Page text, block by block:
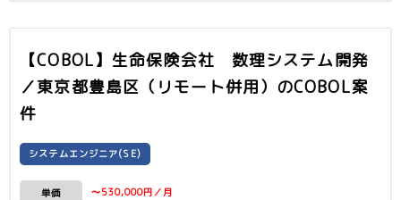
【COBOL】生命保険会社 数理システム開発
／東京都豊島区（リモート併用） のCOBOL案
件
システムエンジニア(SE)
単価 〜530,000円／月